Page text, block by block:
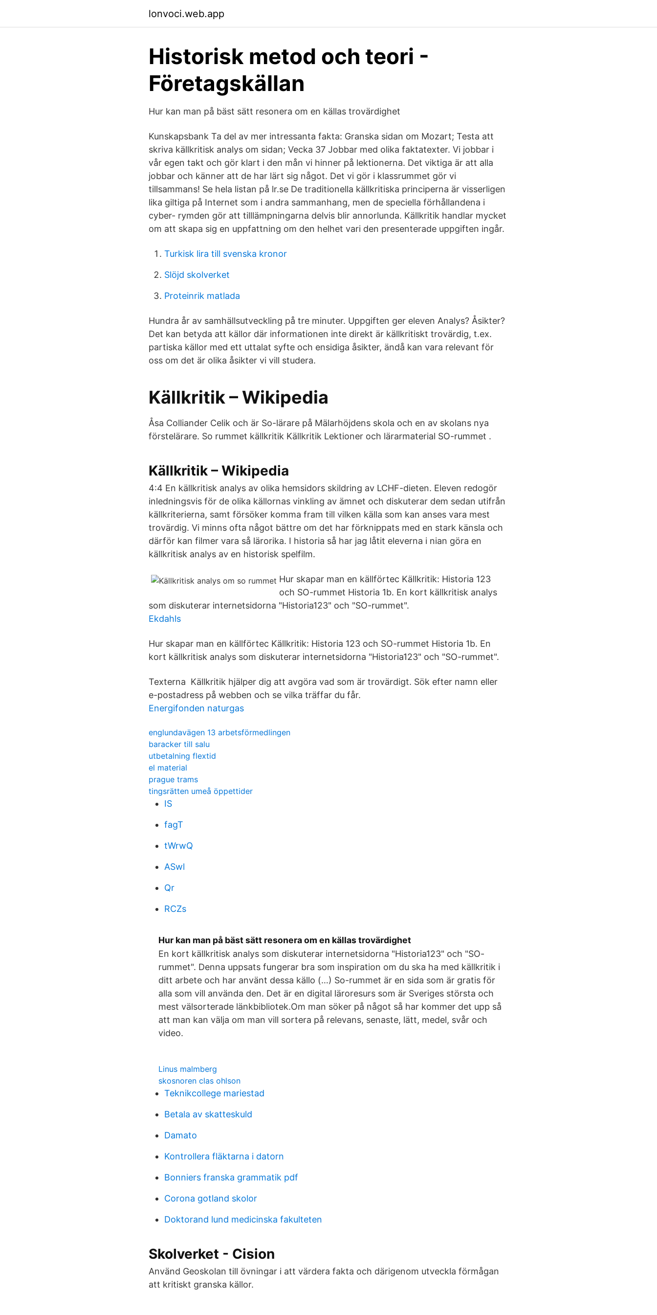
lonvoci.web.app
Historisk metod och teori -
Företagskällan
Hur kan man på bäst sätt resonera om en källas trovärdighet
Kunskapsbank Ta del av mer intressanta fakta: Granska sidan om Mozart; Testa att
skriva källkritisk analys om sidan; Vecka 37 Jobbar med olika faktatexter. Vi jobbar i
vår egen takt och gör klart i den mån vi hinner på lektionerna. Det viktiga är att alla
jobbar och känner att de har lärt sig något. Det vi gör i klassrummet gör vi
tillsammans! Se hela listan på lr.se De traditionella källkritiska principerna är visserligen
lika giltiga på Internet som i andra sammanhang, men de speciella förhållandena i
cyber- rymden gör att tilllämpningarna delvis blir annorlunda. Källkritik handlar mycket
om att skapa sig en uppfattning om den helhet vari den presenterade uppgiften ingår.
Turkisk lira till svenska kronor
Slöjd skolverket
Proteinrik matlada
Hundra år av samhällsutveckling på tre minuter. Uppgiften ger eleven Analys? Åsikter?
Det kan betyda att källor där informationen inte direkt är källkritiskt trovärdig, t.ex.
partiska källor med ett uttalat syfte och ensidiga åsikter, ändå kan vara relevant för
oss om det är olika åsikter vi vill studera.
Källkritik – Wikipedia
Åsa Colliander Celik och är So-lärare på Mälarhöjdens skola och en av skolans nya
förstelärare. So rummet källkritik Källkritik Lektioner och lärarmaterial SO-rummet .
Källkritik – Wikipedia
4:4 En källkritisk analys av olika hemsidors skildring av LCHF-dieten. Eleven redogör
inledningsvis för de olika källornas vinkling av ämnet och diskuterar dem sedan utifrån
källkriterierna, samt försöker komma fram till vilken källa som kan anses vara mest
trovärdig. Vi minns ofta något bättre om det har förknippats med en stark känsla och
därför kan filmer vara så lärorika. I historia så har jag låtit eleverna i nian göra en
källkritisk analys av en historisk spelfilm.
Hur skapar man en källförtec Källkritik: Historia 123
och SO-rummet Historia 1b. En kort källkritisk analys
som diskuterar internetsidorna "Historia123" och "SO-rummet".
Ekdahls
Hur skapar man en källförtec Källkritik: Historia 123 och SO-rummet Historia 1b. En
kort källkritisk analys som diskuterar internetsidorna "Historia123" och "SO-rummet".
Texterna Källkritik hjälper dig att avgöra vad som är trovärdigt. Sök efter namn eller
e-postadress på webben och se vilka träffar du får.
Energifonden naturgas
englundavägen 13 arbetsförmedlingen
baracker till salu
utbetalning flextid
el material
prague trams
tingsrätten umeå öppettider
IS
fagT
tWrwQ
ASwl
Qr
RCZs
Hur kan man på bäst sätt resonera om en källas trovärdighet
En kort källkritisk analys som diskuterar internetsidorna "Historia123" och "SO-
rummet". Denna uppsats fungerar bra som inspiration om du ska ha med källkritik i
ditt arbete och har använt dessa källo (…) So-rummet är en sida som är gratis för
alla som vill använda den. Det är en digital läroresurs som är Sveriges största och
mest välsorterade länkbibliotek.Om man söker på något så har kommer det upp så
att man kan välja om man vill sortera på relevans, senaste, lätt, medel, svår och
video.
Linus malmberg
skosnoren clas ohlson
Teknikcollege mariestad
Betala av skatteskuld
Damato
Kontrollera fläktarna i datorn
Bonniers franska grammatik pdf
Corona gotland skolor
Doktorand lund medicinska fakulteten
Skolverket - Cision
Använd Geoskolan till övningar i att värdera fakta och därigenom utveckla förmågan
att kritiskt granska källor.